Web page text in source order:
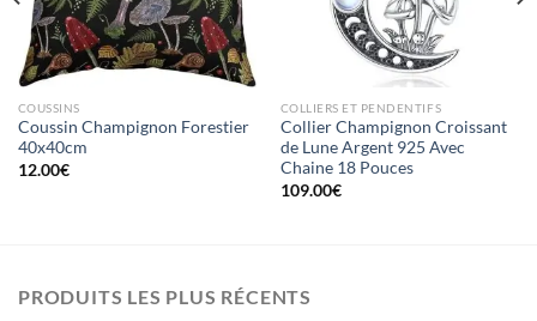
COUSSINS
Coussin Champignon Forestier
40x40cm
12.00€
COLLIERS ET PENDENTIFS
Collier Champignon Croissant
de Lune Argent 925 Avec
Chaine 18 Pouces
109.00€
PRODUITS LES PLUS RÉCENTS